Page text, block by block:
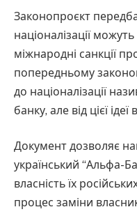
Законопроєкт
націоналізації можуть
міжнародні санкції
попередньому
до націоналізації
банку, але від цієї
Документ дозволяє
український “Альфа-
власність їх
процес заміни